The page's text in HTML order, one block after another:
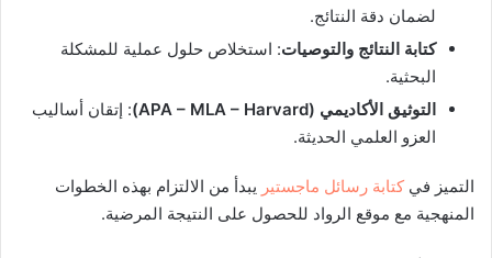
لضمان دقة النتائج.
كتابة النتائج والتوصيات: استخلاص حلول عملية للمشكلة
البحثية.
التوثيق الأكاديمي (APA – MLA – Harvard)
: إتقان أساليب
العزو العلمي الحديثة.
التميز في كتابة رسائل ماجستير يبدأ من الالتزام بهذه الخطوات
المنهجية مع موقع الرواد للحصول على النتيجة المرضية.